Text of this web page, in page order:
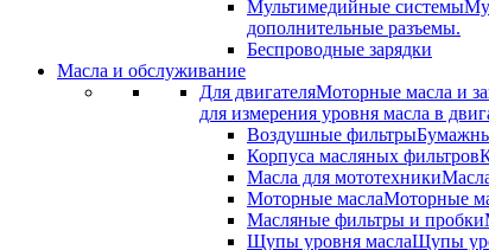
Мультимедийные системы
дополнительные разъемы.
Беспроводные зарядки
Масла и обслуживание
Для двигателяМоторные масла и
для измерения уровня масла в
Воздушные фильтры
Корпуса масляных фильтров
Масла для мототехники
Моторные маслаМоторные
Масляные фильтры и пробки
Щупы уровня маслаЩупы